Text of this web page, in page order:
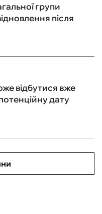
групи
після
відбутися вже
дату